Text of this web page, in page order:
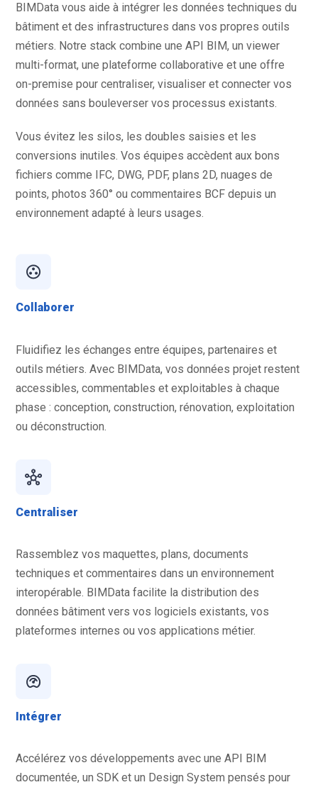
BIMData vous aide à intégrer les données techniques du
bâtiment et des infrastructures dans vos propres outils
métiers. Notre stack combine une API BIM, un viewer
multi-format, une plateforme collaborative et une offre
on-premise pour centraliser, visualiser et connecter vos
données sans bouleverser vos processus existants.
Vous évitez les silos, les doubles saisies et les
conversions inutiles. Vos équipes accèdent aux bons
fichiers comme IFC, DWG, PDF, plans 2D, nuages de
points, photos 360° ou commentaires BCF depuis un
environnement adapté à leurs usages.
Collaborer
Fluidifiez les échanges entre équipes, partenaires et
outils métiers. Avec BIMData, vos données projet restent
accessibles, commentables et exploitables à chaque
phase : conception, construction, rénovation, exploitation
ou déconstruction.
Centraliser
Rassemblez vos maquettes, plans, documents
techniques et commentaires dans un environnement
interopérable. BIMData facilite la distribution des
données bâtiment vers vos logiciels existants, vos
plateformes internes ou vos applications métier.
Intégrer
Accélérez vos développements avec une API BIM
documentée, un SDK et un Design System pensés pour